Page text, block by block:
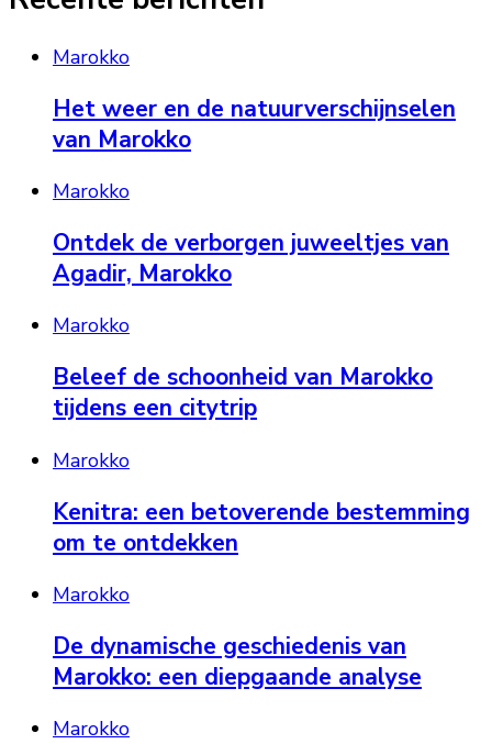
Marokko
Het weer en de natuurverschijnselen
van Marokko
Marokko
Ontdek de verborgen juweeltjes van
Agadir, Marokko
Marokko
Beleef de schoonheid van Marokko
tijdens een citytrip
Marokko
Kenitra: een betoverende bestemming
om te ontdekken
Marokko
De dynamische geschiedenis van
Marokko: een diepgaande analyse
Marokko